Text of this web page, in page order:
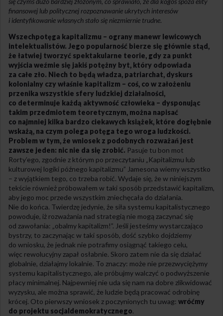
finansowej lub politycznej rozpoznawanie ukrytych interesów
i identyfikowanie własnych stało się niezmiernie trudne.
Wszechpotęga kapitalizmu – ograny manewr lewicowych
intelektualistów. Jego popularność bierze się głównie stąd,
że łatwiej tworzyć spektakularne teorie, gdy za punkt
wyjścia weźmie się jakiś potężny byt, który odpowiada
za całe zło. Niech to będą władza, patriarchat, dyskurs
kolonialny czy właśnie kapitalizm – coś, co w założeniu
przenika wszystkie sfery ludzkiej działalności,
co determinuje każdą aktywność człowieka – dysponując
takim przedmiotem teoretycznym, można napisać
co najmniej kilka bardzo ciekawych książek, które dogłębnie
wskażą, na czym polega potęga tego wroga ludzkości.
Problem w tym, że wniosek z podobnych rozważań jest
zawsze jeden: nic nie da się zrobić. Pasuje tu bon mot
Rorty’ego, zgodnie z którym po przeczytaniu „Kapitalizmu lub
kulturowej logiki późnego kapitalizmu” Jamesona wiemy wszystko
– z wyjątkiem tego, co trzeba robić. Wydaje się, że w niniejszym
tekście również próbowałem w taki sposób przedstawić kapitalizm,
aby jego moc przede wszystkim zniechęcała do działania.
Nie do końca. Twierdzę jedynie, że siła systemu kapitalistycznego
powoduje, iż rozważania nad strategią nie mogą zaczynać się
od zawołania: „obalmy kapitalizm!”. Jeśli jesteśmy wystarczająco
bystrzy, to zaczynając w taki sposób, dość szybko dojdziemy
do wniosku, że jednak nie potrafimy osiągnąć takiego celu,
więc rewolucyjny zapał osłabnie. Skoro zatem nie da się działać
globalnie, działajmy lokalnie. To znaczy: może nie przezwyciężymy
systemu kapitalistycznego, ale próbujmy walczyć o podwyższenie
płacy minimalnej. Najpewniej nie uda się nam na dobre zlikwidować
wyzysku, ale można sprawić, że ludzie będą pracować odrobinę
krócej. Oto pierwszy wniosek z poczynionych tu uwag: wróćmy
do projektu socjaldemokratycznego.